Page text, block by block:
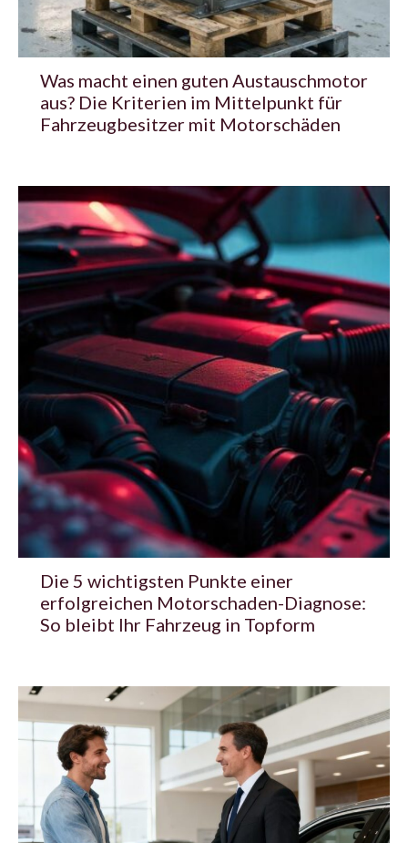
Was macht einen guten Austauschmotor
aus? Die Kriterien im Mittelpunkt für
Fahrzeugbesitzer mit Motorschäden
Die 5 wichtigsten Punkte einer
erfolgreichen Motorschaden-Diagnose:
So bleibt Ihr Fahrzeug in Topform